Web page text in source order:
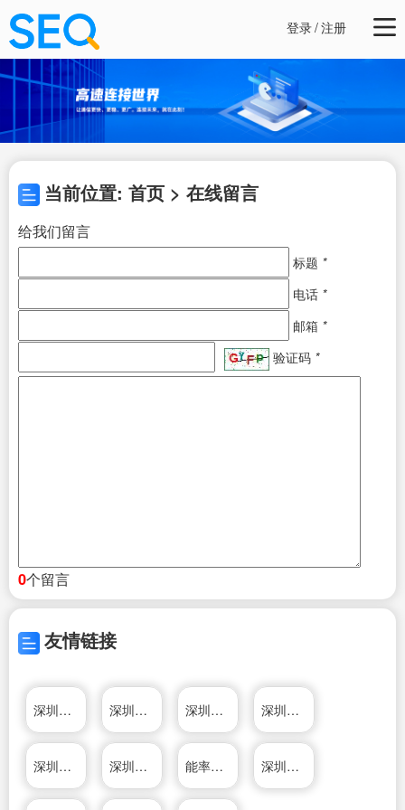
登录/注册
当前位置: 首页 > 在线留言
给我们留言
标题 *
电话 *
邮箱 *
验证码 *
0个留言
友情链接
深圳汽车贷款 深圳车辆贷款 深圳车辆质押 深圳汽车担保
深圳车抵押 深圳不押车贷款 能率（中国）投资有限公司 深圳市大河标识有限公司